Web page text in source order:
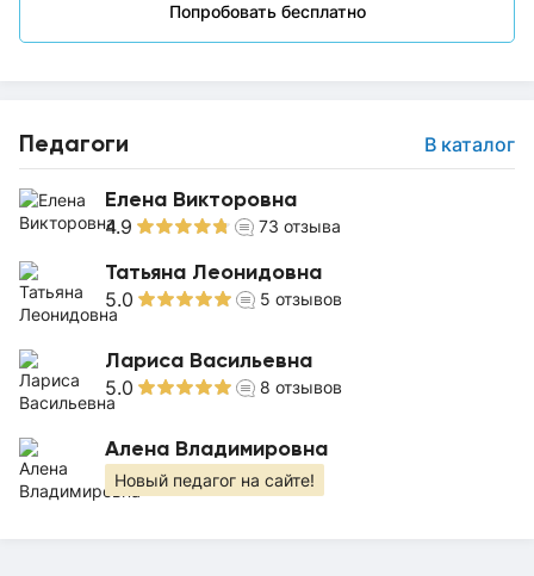
Попробовать бесплатно
Педагоги В каталог
Елена Викторовна
4.9 73 отзыва
Татьяна Леонидовна
5.0 5 отзывов
Лариса Васильевна
5.0 8 отзывов
Алена Владимировна
Новый педагог на сайте!